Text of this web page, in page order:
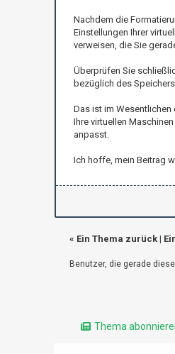
Nachdem die
Einstellungen Ihrer
verweisen, die Sie
Überprüfen Sie
bezüglich des
Das ist im
Ihre virtuellen
anpasst.
Ich hoffe, mein Beitrag
« Ein Thema zurück|
Benutzer, die gerade
Thema